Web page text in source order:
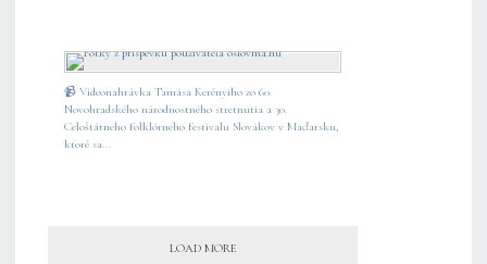
📹 Videonahrávka Tamása Kerényiho zo 60.
Novohradského národnostného stretnutia a 30.
Celoštátneho folklórneho festivalu Slovákov v Maďarsku,
ktoré sa...
LOAD MORE